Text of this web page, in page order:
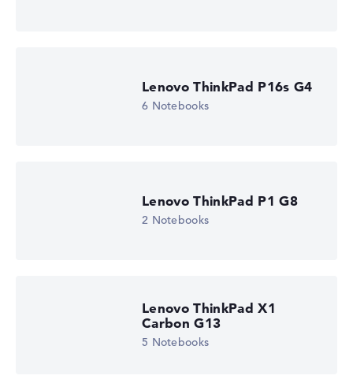
Lenovo ThinkPad P16s G4
6 Notebooks
Lenovo ThinkPad P1 G8
2 Notebooks
Lenovo ThinkPad X1
Carbon G13
5 Notebooks